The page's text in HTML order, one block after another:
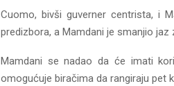
Cuomo, bivši guverner centrista, i
predizbora, a Mamdani je smanjio
Mamdani se nadao da će imati
omogućuje biračima da rangiraju pet